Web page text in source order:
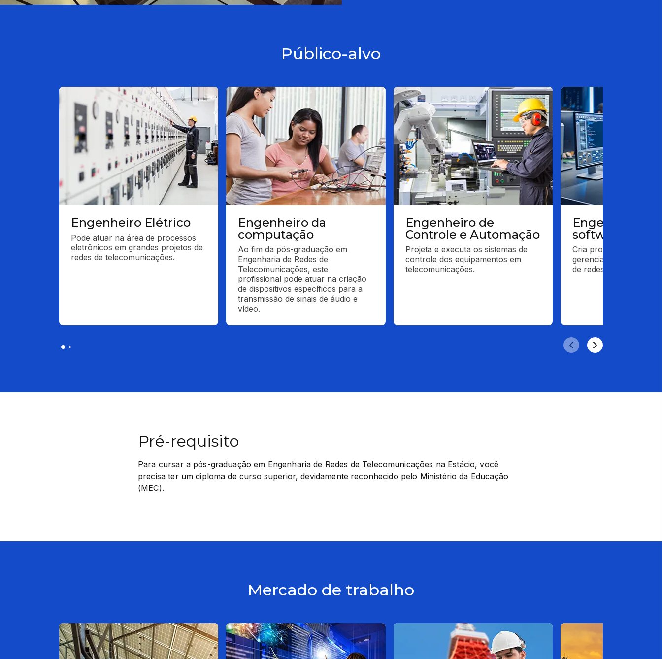
Público-alvo
Engenheiro Elétrico
Pode atuar na área de processos
eletrônicos em grandes projetos de
redes de telecomunicações.
Engenheiro da
computação
Ao fim da pós-graduação em
Engenharia de Redes de
Telecomunicações, este
profissional pode atuar na criação
de dispositivos específicos para a
transmissão de sinais de áudio e
vídeo.
Engenheiro de
Controle e Automação
Projeta e executa os sistemas de
controle dos equipamentos em
telecomunicações.
Engenheiro de
software
Cria programas para o
gerenciamento dos
de redes de
Pré-requisito
Para cursar a pós-graduação em Engenharia de Redes de Telecomunicações na Estácio, você
precisa ter um diploma de curso superior, devidamente reconhecido pelo Ministério da Educação
(MEC).
Mercado de trabalho